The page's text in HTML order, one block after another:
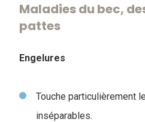
Maladies du bec,
pattes
Engelures
Touche particulièrement
inséparables.